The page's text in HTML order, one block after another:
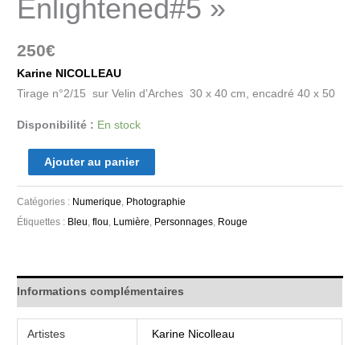
Enlightened#5 »
250€
Karine NICOLLEAU
Tirage n°2/15 sur Velin d’Arches 30 x 40 cm, encadré 40 x 50
Disponibilité : En stock
Ajouter au panier
Catégories : Numerique Photographie
Étiquettes : Bleu ,flou Lumière Personnages Rouge
Informations complémentaires
Artistes Karine Nicolleau